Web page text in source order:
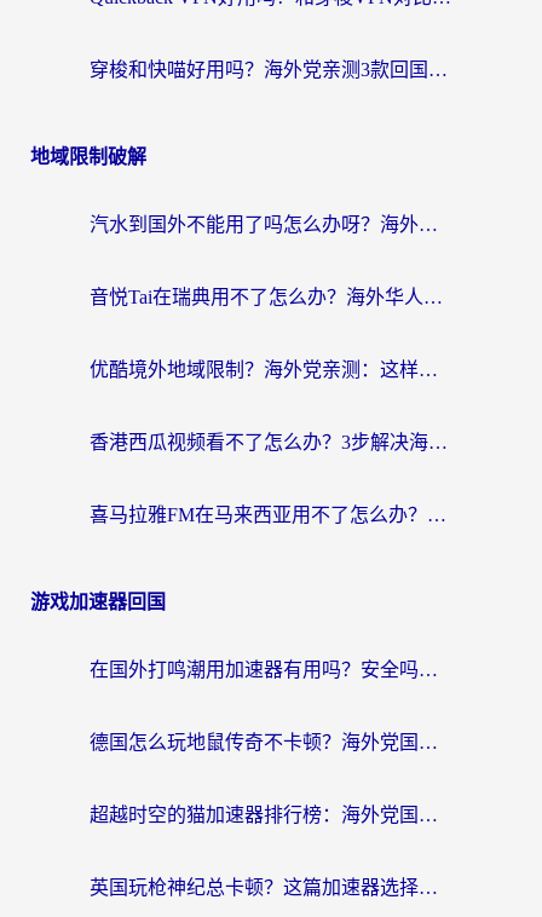
穿梭和快喵好用吗？海外党亲测3款回国加速器，附日本回国VPN避坑指南
地域限制破解
汽水到国外不能用了吗怎么办呀？海外党追剧看片的救星在这里！
音悦Tai在瑞典用不了怎么办？海外华人追剧听歌的实用指南
优酷境外地域限制？海外党亲测：这样看国内剧再也不卡（附3个实用场景解决）
香港西瓜视频看不了怎么办？3步解决海外追剧难题，附靠谱加速器推荐
喜马拉雅FM在马来西亚用不了怎么办？海外华人亲测有效的回国加速指南
游戏加速器回国
在国外打鸣潮用加速器有用吗？安全吗？海外玩家国服游戏加速全指南
德国怎么玩地鼠传奇不卡顿？海外党国服游戏加速全攻略（含战双EVE实用指南）
超越时空的猫加速器排行榜：海外党国服游戏不卡顿的终极选择指南
英国玩枪神纪总卡顿？这篇加速器选择指南帮你告别延迟（附实测推荐）